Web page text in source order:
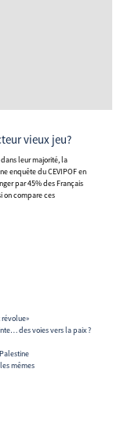
vieux jeu?
enquête du CEVIPOF en
par 45% des Français
on compare ces
révolue»
des voies vers la paix ?
mêmes